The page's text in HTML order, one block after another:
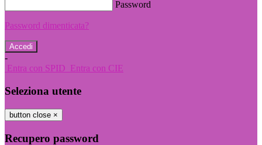
Password
Password dimenticata?
-
Entra con SPID Entra con CIE
Seleziona utente
button close ×
Recupero password